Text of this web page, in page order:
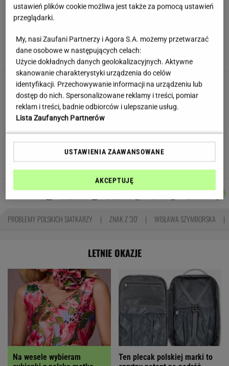
nieprzyjemne konsekwencje. Też tak robisz?
MATERIAŁ PROMOCYJNY
Uciekli z Warszawy do
Łomianek. Dziś mówią o jednym: korkach
SUBSKRYPCJA
Wzięli pod lupę wielką reformę Muska. Gdzie
się podziały miliardy oszczędności?
MARIA KORCZ
Autorzy:
JOANNA
JAKUB
MARTA
DOMINIK
PROBLEMY POLSKICH SIATKARZY ZNAK Z '30' WISŁAWA SZYMBORSKA
LETNIE OKAZJE
Na wesele wybieram
Ten plecak polskiej marki to
ustawień plików cookie możliwa jest także za pomocą ustawień
przeglądarki.
My, nasi Zaufani Partnerzy i Agora S.A. możemy przetwarzać
dane osobowe w następujących celach:
Użycie dokładnych danych geolokalizacyjnych. Aktywne
skanowanie charakterystyki urządzenia do celów
identyfikacji. Przechowywanie informacji na urządzeniu lub
dostęp do nich. Spersonalizowane reklamy i treści, pomiar
reklam i treści, badnie odbiorców i ulepszanie usług.
Lista Zaufanych Partnerów
USTAWIENIA ZAAWANSOWANE
AKCEPTUJĘ